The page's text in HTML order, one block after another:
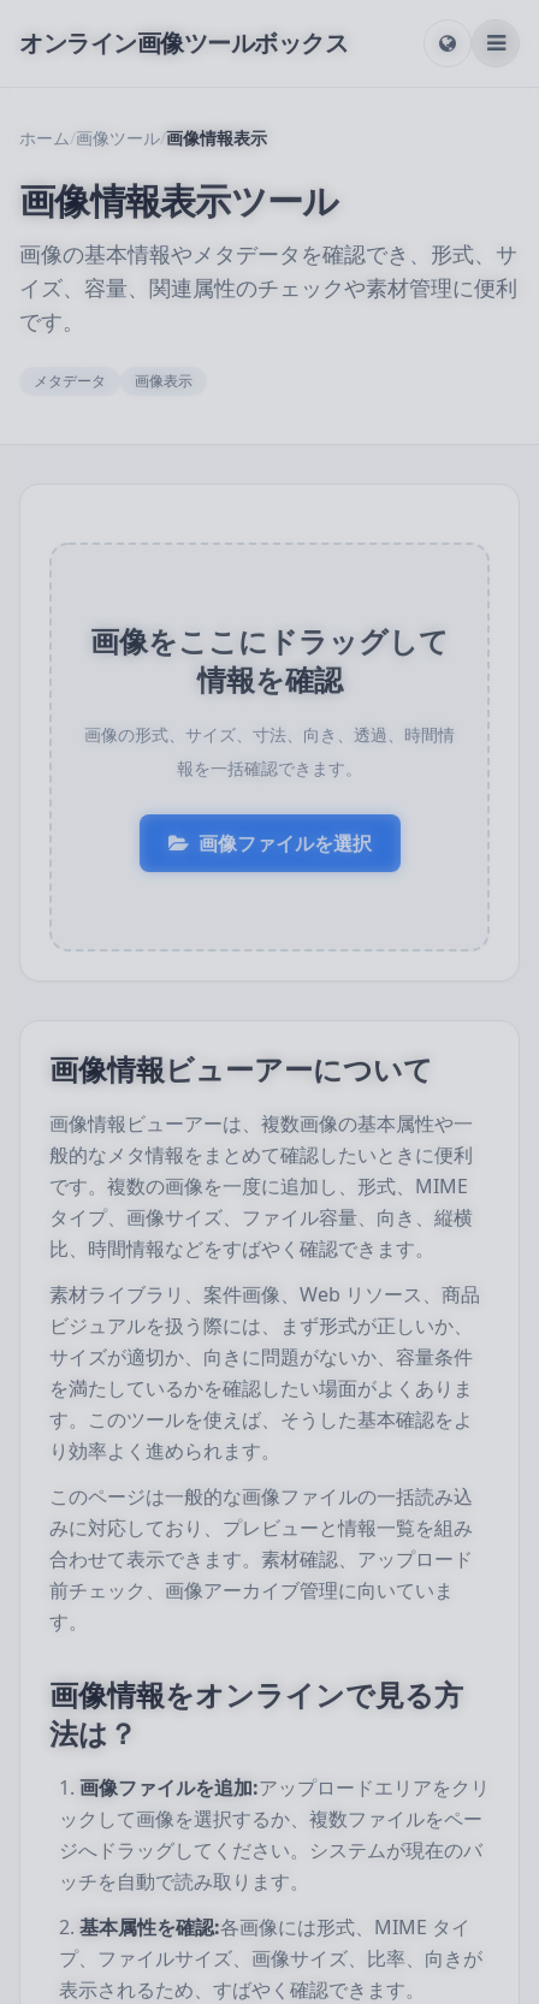
オンライン画像ツールボックス
ホーム/画像ツール/画像情報表示
画像情報表示ツール
画像の基本情報やメタデータを確認でき、形式、サ
イズ、容量、関連属性のチェックや素材管理に便利
です。
メタデータ 画像表示
画像をここにドラッグして
情報を確認
画像の形式、サイズ、寸法、向き、透過、時間情
報を一括確認できます。
画像ファイルを選択
画像情報ビューアーについて
画像情報ビューアーは、複数画像の基本属性や一
般的なメタ情報をまとめて確認したいときに便利
です。複数の画像を一度に追加し、形式、MIME
タイプ、画像サイズ、ファイル容量、向き、縦横
比、時間情報などをすばやく確認できます。
素材ライブラリ、案件画像、Web リソース、商品
ビジュアルを扱う際には、まず形式が正しいか、
サイズが適切か、向きに問題がないか、容量条件
を満たしているかを確認したい場面がよくありま
す。このツールを使えば、そうした基本確認をよ
り効率よく進められます。
このページは一般的な画像ファイルの一括読み込
みに対応しており、プレビューと情報一覧を組み
合わせて表示できます。素材確認、アップロード
前チェック、画像アーカイブ管理に向いていま
す。
画像情報をオンラインで見る方
法は？
画像ファイルを追加:アップロードエリアをクリ
ックして画像を選択するか、複数ファイルをペー
ジへドラッグしてください。システムが現在のバ
ッチを自動で読み取ります。
基本属性を確認:各画像には形式、MIME タイ
プ、ファイルサイズ、画像サイズ、比率、向きが
表示されるため、すばやく確認できます。